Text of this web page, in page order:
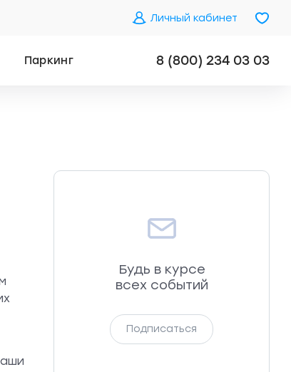
Личный кабинет
Паркинг 8 (800) 234 03 03
Будь в курсе
всех событий
Подписаться